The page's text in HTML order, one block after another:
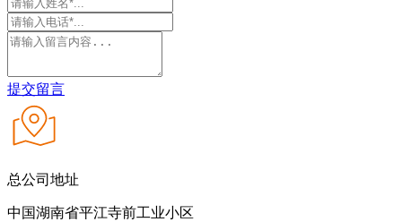
提交留言
总公司地址
中国湖南省平江寺前工业小区